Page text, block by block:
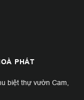
PHÁT
biệt thự vườn Cam,